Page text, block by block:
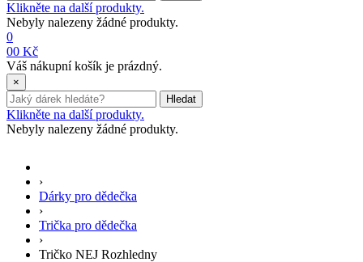
Klikněte na další produkty.
Nebyly nalezeny žádné produkty.
0
00 Kč
Váš nákupní košík je prázdný.
×
Hledat
Klikněte na další produkty.
Nebyly nalezeny žádné produkty.
›
Dárky pro dědečka
›
Trička pro dědečka
›
Tričko NEJ Rozhledny